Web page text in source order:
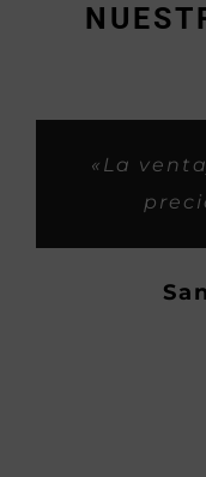
«La
super
«Son
con
«Muy